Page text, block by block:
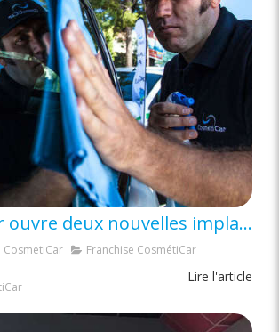
CosmétiCar ouvre deux nouvelles implantations dans le sud
CosmetiCar Franchise CosmétiCar
Lire l'article